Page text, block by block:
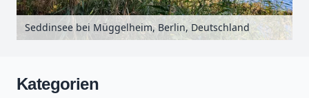
Seddinsee bei Müggelheim, Berlin, Deutschland
Kategorien